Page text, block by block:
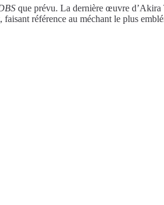
que prévu. La dernière œuvre d’Akira
référence au méchant le plus